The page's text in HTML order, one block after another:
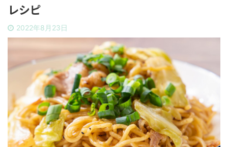
レシピ
2022年8月23日